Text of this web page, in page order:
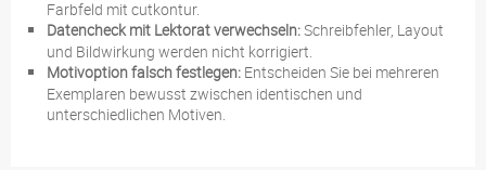
Farbfeld mit cutkontur.
Datencheck mit Lektorat verwechseln:Schreibfehler, Layout
und Bildwirkung werden nicht korrigiert.
Motivoption falsch festlegen: Entscheiden Sie bei mehreren
Exemplaren bewusst zwischen identischen und
unterschiedlichen Motiven.